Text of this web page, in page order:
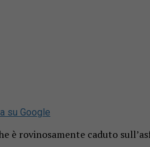
su Google
è rovinosamente caduto